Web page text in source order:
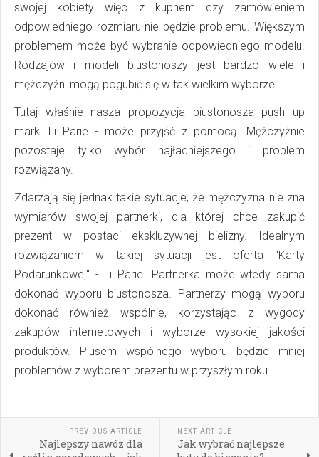
swojej kobiety więc z kupnem czy zamówieniem
odpowiedniego rozmiaru nie będzie problemu. Większym
problemem może być wybranie odpowiedniego modelu.
Rodzajów i modeli biustonoszy jest bardzo wiele i
mężczyźni mogą pogubić się w tak wielkim wyborze.
Tutaj właśnie nasza propozycja biustonosza push up
marki Li Parie - może przyjść z pomocą. Mężczyźnie
pozostaje tylko wybór najładniejszego i problem
rozwiązany.
Zdarzają się jednak takie sytuacje, że mężczyzna nie zna
wymiarów swojej partnerki, dla której chce zakupić
prezent w postaci ekskluzywnej bielizny. Idealnym
rozwiązaniem w takiej sytuacji jest oferta "Karty
Podarunkowej" - Li Parie. Partnerka może wtedy sama
dokonać wyboru biustonosza. Partnerzy mogą wyboru
dokonać również wspólnie, korzystając z wygody
zakupów internetowych i wyborze wysokiej jakości
produktów. Plusem wspólnego wyboru będzie mniej
problemów z wyborem prezentu w przyszłym roku.
PREVIOUS ARTICLE
Najlepszy nawóz dla
NEXT ARTICLE
Jak wybrać najlepsze